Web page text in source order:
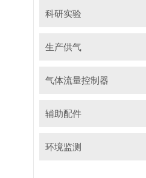
科研实验
生产供气
气体流量控制器
辅助配件
环境监测